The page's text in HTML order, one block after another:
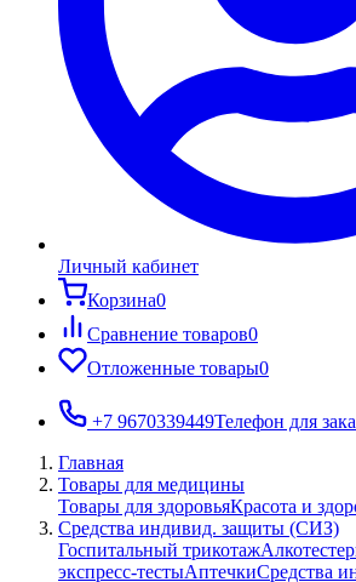
Личный кабинет
Корзина0
Сравнение товаров0
Отложенные товары0
+7 9670339449Телефон для
Главная
Товары для медицины
Товары для здоровьяКрасота и
Средства индивид. защиты (СИЗ)
Госпитальный трикотаж
экспресс-тестыАптечкиСредства